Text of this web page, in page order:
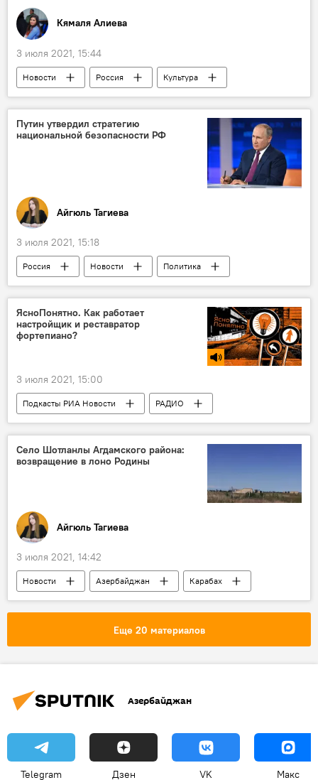
Кямаля Алиева
3 июля 2021, 15:44
Новости Россия
Культура
ЖИЗНЬ
Джахид Гусейнли
Путин утвердил стратегию
национальной безопасности РФ
Айгюль Тагиева
3 июля 2021, 15:18
Россия Новости
Политика
Владимир Путин
Стратегия
Национальная безопасность
ЯсноПонятно. Как работает
настройщик и реставратор
фортепиано?
3 июля 2021, 15:00
Подкасты РИА Новости
РАДИО
МУЛЬТИМЕДИА
Новости
Село Шотланлы Агдамского района:
возвращение в лоно Родины
Айгюль Тагиева
3 июля 2021, 14:42
Новости Азербайджан
Карабах
ЖИЗНЬ
Министерство обороны АР
Еще 20 материалов
Азербайджан
Telegram Дзен VK Макс